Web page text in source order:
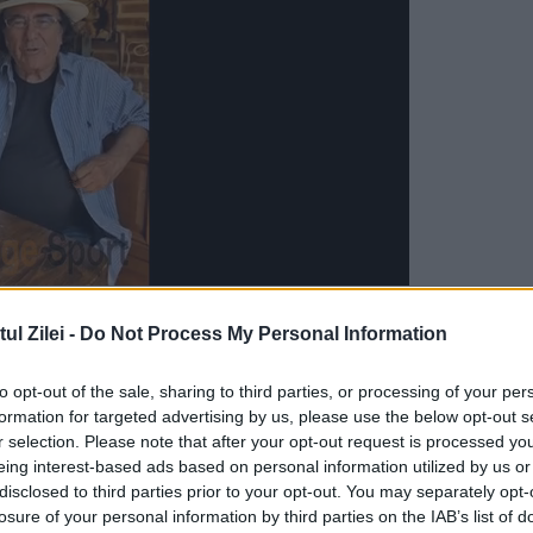
Zilei - Do Not Process My Personal Information
opt-out of the sale, sharing to third parties, or processing of your
for targeted advertising by us, please use the below opt-out
selection. Please note that after your opt-out request is processed
interest-based ads based on personal information utilized by us
to third parties prior to your opt-out. You may separately
of your personal information by third parties on the IAB’s list of
va produce cutii de viteză 9G Tronic.
a proiectului de 300 de milioane de euro
extinderea producţiei de cutii automate
proiect ce a generat, până în acest
filiale Daimler Star Transmission şi Star